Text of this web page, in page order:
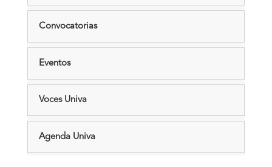
Convocatorias
Eventos
Voces Univa
Agenda Univa